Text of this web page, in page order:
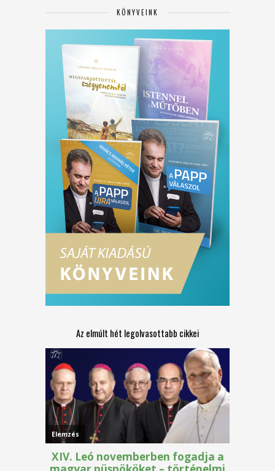
KÖNYVEINK
Az elmúlt hét legolvasottabb cikkei